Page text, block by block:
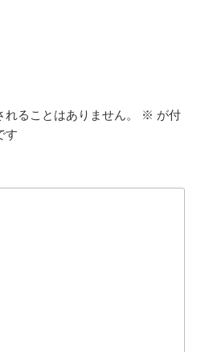
ることはありません。 ※ が付
す